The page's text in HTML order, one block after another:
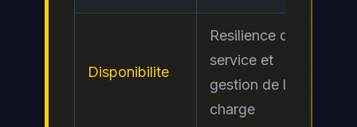
Disponibilite
Resilience du
service et
gestion de la
charge